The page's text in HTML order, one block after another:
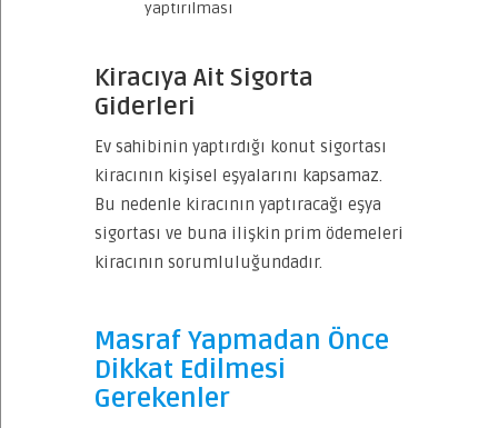
yaptırılması
Kiracıya Ait Sigorta
Giderleri
Ev sahibinin yaptırdığı konut sigortası
kiracının kişisel eşyalarını kapsamaz.
Bu nedenle kiracının yaptıracağı eşya
sigortası ve buna ilişkin prim ödemeleri
kiracının sorumluluğundadır.
Masraf Yapmadan Önce
Dikkat Edilmesi
Gerekenler